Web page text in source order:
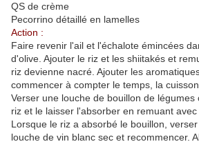
QS de crème
Pecorrino détaillé en lamelles
Action :
Faire revenir l'ail et l'échalote émincées
d'olive. Ajouter le riz et les shiitakés et
riz devienne nacré. Ajouter les
commencer à compter le temps, la
Verser une louche de bouillon de
riz et le laisser l'absorber en remuant avec
Lorsque le riz a absorbé le bouillon,
louche de vin blanc sec et recommencer.